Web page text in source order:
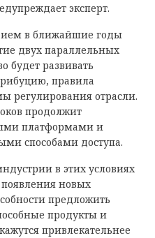
эксперт.
в ближайшие годы
двух параллельных
будет развивать
правила
регулирования отрасли.
продолжит
платформами и
способами доступа.
в этих условиях
появления новых
предложить
продукты и
привлекательнее